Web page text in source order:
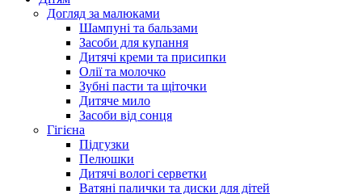
Догляд за малюками
Шампуні та бальзами
Засоби для купання
Дитячі креми та присипки
Олії та молочко
Зубні пасти та щіточки
Дитяче мило
Засоби від сонця
Гігієна
Підгузки
Пелюшки
Дитячі вологі серветки
Ватяні палички та диски для дітей